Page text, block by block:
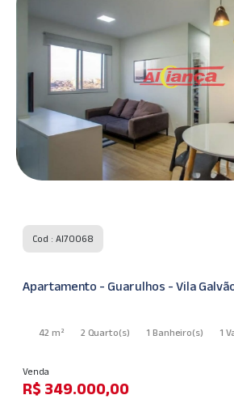
Cod : AI70068
Apartamento - Guarulhos - Vila
42 m² 2 Quarto(s) 1 Banheiro(s) 1
Venda
R$ 349.000,00